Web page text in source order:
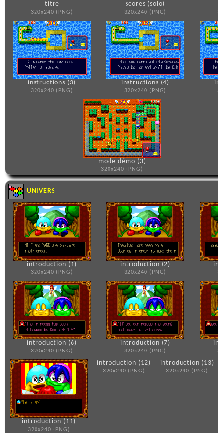
titre
320x240 (PNG)
scores (solo)
320x240 (PNG)
instructions (3)
320x240 (PNG)
instructions (4)
320x240 (PNG)
mode démo (3)
320x240 (PNG)
UNIVERS
introduction (1)
320x240 (PNG)
introduction (2)
320x240 (PNG)
introduction (6)
320x240 (PNG)
introduction (7)
320x240 (PNG)
introduction (11)
320x240 (PNG)
introduction (12)
320x240 (PNG)
introduction (13)
320x240 (PNG)